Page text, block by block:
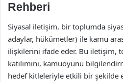
Rehberi
Siyasal iletişim, bir toplumda
adaylar, hükümetler) ile kamu
ilişkilerini ifade eder. Bu iletişim,
katılımını, kamuoyunu
hedef kitleleriyle etkili bir şekilde